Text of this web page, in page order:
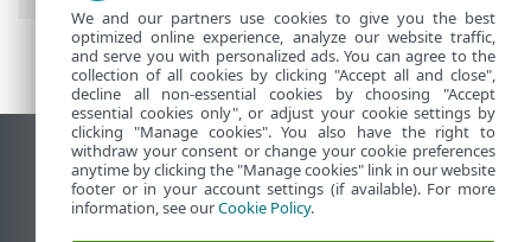
Жұмыс үстеліндегі сайтты қарау
End of Life
ESET білім қоры
We and our partners use cookies to give you the best
optimized online experience, analyze our website traffic,
and serve you with personalized ads. You can agree to the
collection of all cookies by clicking "Accept all and close",
decline all non-essential cookies by choosing "Accept
essential cookies only", or adjust your cookie settings by
clicking "Manage cookies". You also have the right to
withdraw your consent or change your cookie preferences
anytime by clicking the "Manage cookies" link in our website
footer or in your account settings (if available). For more
information, see ourCookie Policy.